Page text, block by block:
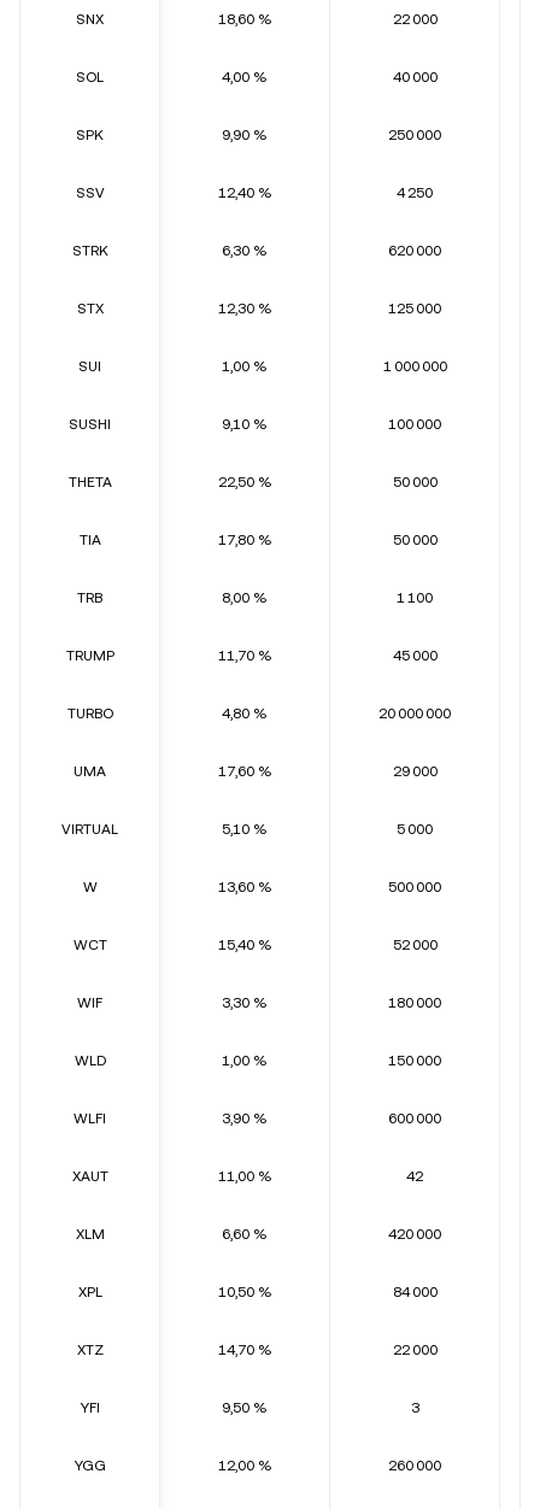
SNX
SOL
SPK
SSV
STRK
STX
SUI
SUSHI
THETA
TIA
TRB
TRUMP
TURBO
UMA
VIRTUAL
W
WCT
WIF
WLD
WLFI
XAUT
XLM
XPL
XTZ
YFI
YGG
18,60 % 22 000
4,00 % 40 000
9,90 % 250 000
12,40 % 4 250
6,30 % 620 000
12,30 % 125 000
1,00 % 1 000 000
9,10 % 100 000
22,50 % 50 000
17,80 % 50 000
8,00 % 1 100
11,70 % 45 000
4,80 % 20 000 000
17,60 % 29 000
5,10 % 5 000
13,60 % 500 000
15,40 % 52 000
3,30 % 180 000
1,00 % 150 000
3,90 % 600 000
11,00 % 42
6,60 % 420 000
10,50 % 84 000
14,70 % 22 000
9,50 % 3
12,00 % 260 000